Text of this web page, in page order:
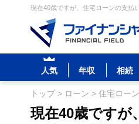
現在40歳ですが、住宅ローンの支払
人気 年収 相続
トップ> ローン > 住宅ローン
現在40歳ですが